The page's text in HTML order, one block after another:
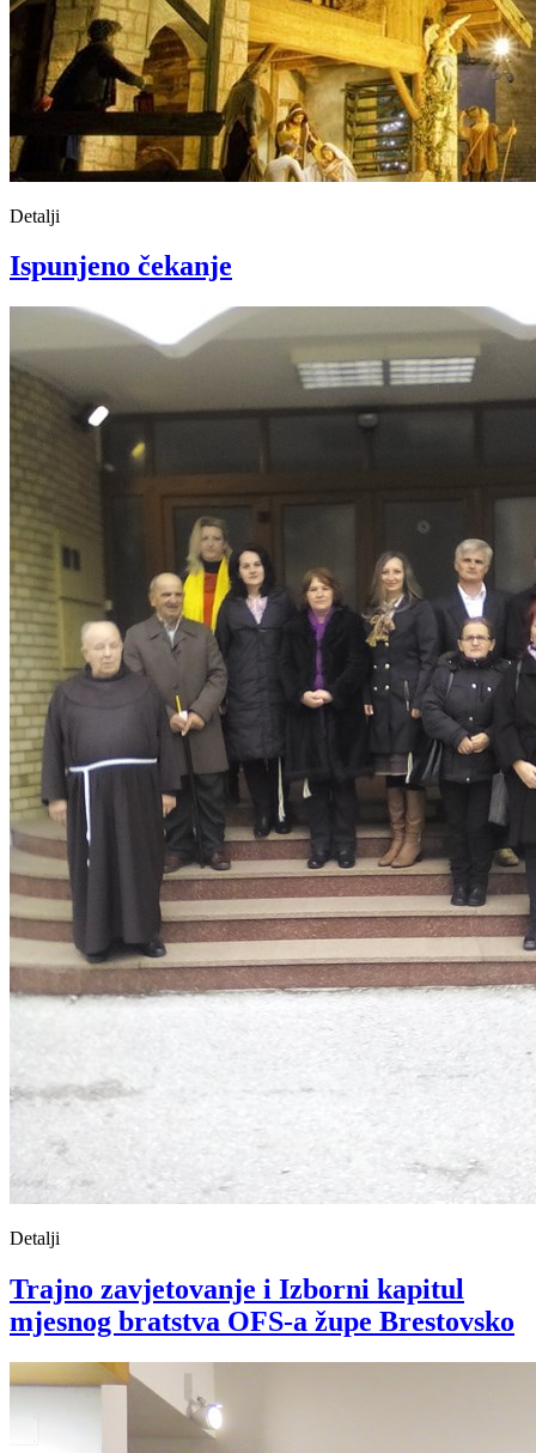
Detalji
Ispunjeno čekanje
Detalji
Trajno zavjetovanje i Izborni kapitul
mjesnog bratstva OFS-a župe Brestovsko